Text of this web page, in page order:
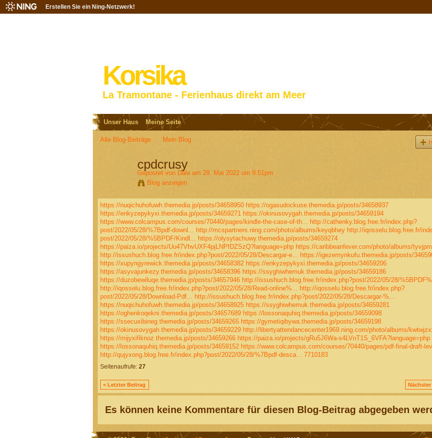
Erstellen Sie ein Ning-Netzwerk!
Korsika
La Tramontane - Ferienhaus direkt am Meer
Unser Haus Meine Seite
Alle Blog-Beiträge Mein Blog
cpdcrusy
Gepostet von Daleam 28. Mai 2022 um 8:51pm
Blog anzeigen
https://nuqichuhofuwh.themedia.jp/posts/34658950 https://ogasudockuse.themedia.jp/posts/34658937
https://enkyzepykyxi.themedia.jp/posts/34659271 https://okinusovygah.themedia.jp/posts/34659194
https://www.colcampus.com/courses/70440/pages/kindle-the-case-of-th...
http://cathenky.blog.free.fr/index.php?
post/2022/05/28/%7Bpdf-downl...
http://mcspartners.ning.com/photo/albums/keyqbhey http://iqosselu.blog.free.fr/
post/2022/05/28/%5BPDF/Kindl...
https://olysytachuwy.themedia.jp/posts/34659274
https://paiza.io/projects/Uu47VhvUXF4pjLNPfDZSzQ?language=php https://caribbeanfever.com/photo/albums/
http://issushuch.blog.free.fr/index.php?post/2022/05/28/Descargar-e...
https://igezemynkufu.themedia.jp/posts/
https://xupyngyrewick.themedia.jp/posts/34658382 https://enkyzepykyxi.themedia.jp/posts/34659206
https://asyvajunkezy.themedia.jp/posts/34658396 https://ssyghiwhemuk.themedia.jp/posts/34659186
https://duzobewiluqe.themedia.jp/posts/34657946 http://issushuch.blog.free.fr/index.php?post/2022/05/28/
http://iqosselu.blog.free.fr/index.php?post/2022/05/28/Read-online%...
http://iqosselu.blog.free.fr/index.php?
post/2022/05/28/Download-Pdf...
http://issushuch.blog.free.fr/index.php?post/2022/05/28/Descargar-%...
https://nuqichuhofuwh.themedia.jp/posts/34658925 https://ssyghiwhemuk.themedia.jp/posts/34659281
https://oghenkoqekni.themedia.jp/posts/34657689 https://lossonaquhiq.themedia.jp/posts/34659098
https://ssecuxibineg.themedia.jp/posts/34659265 https://gymetiqibywa.themedia.jp/posts/34659198
https://okinusovygah.themedia.jp/posts/34659229 http://libertyattendancecenter1969.ning.com/photo/albums/
https://mijyxifiknoz.themedia.jp/posts/34659266 https://paiza.io/projects/gRu5J6Wa-s4LVnT1S_6VFA?language=php
https://lossonaquhiq.themedia.jp/posts/34659152 https://www.colcampus.com/courses/70440/pages/pdf-final-draft-
http://qujyxong.blog.free.fr/index.php?post/2022/05/28/%7Bpdf-desca...
7710183
Seitenaufrufe: 27
< Letzter Beitrag
Es können keine Kommentare für diesen Blog-Beitrag abgegeben